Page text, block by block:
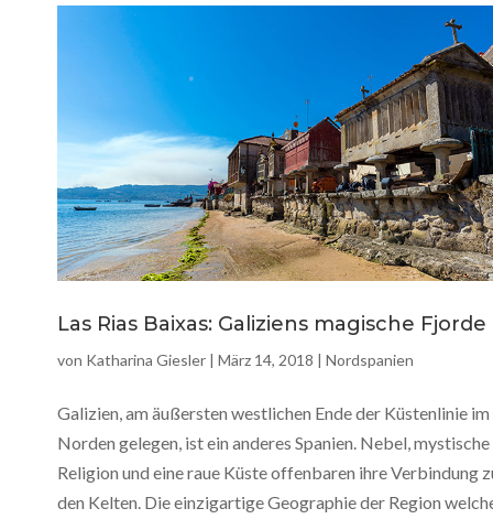
Las Rias Baixas: Galiziens magische Fjorde
von Katharina Giesler | März 14, 2018 | Nordspanien
Galizien, am äußersten westlichen Ende der Küstenlinie im
Norden gelegen, ist ein anderes Spanien. Nebel, mystische
Religion und eine raue Küste offenbaren ihre Verbindung
den Kelten. Die einzigartige Geographie der Region